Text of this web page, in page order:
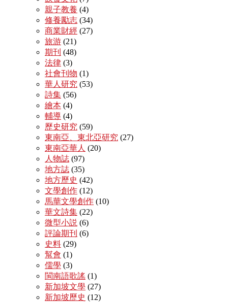
親子教養 (4)
修養勵志 (34)
商業財經 (27)
旅游 (21)
期刊 (48)
法律 (3)
社會刊物 (1)
華人研究 (53)
詩集 (56)
繪本 (4)
輔導 (4)
歷史研究 (59)
東南亞、東北亞研究 (27)
東南亞華人 (20)
人物誌 (97)
地方誌 (35)
地方歷史 (42)
文學創作 (12)
馬華文學創作 (10)
華文詩集 (22)
微型小説 (6)
評論期刊 (6)
史料 (29)
幫會 (1)
儒學 (3)
閩南語歌謠 (1)
新加坡文學 (27)
新加坡歷史 (12)